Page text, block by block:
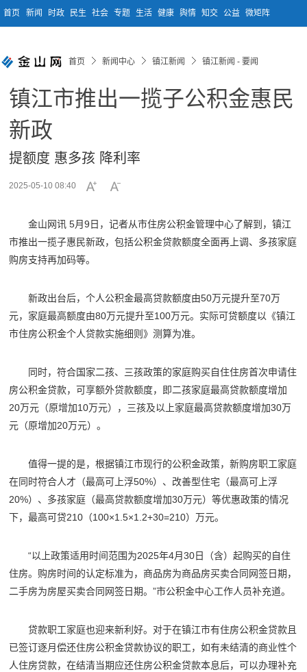
首页 新闻 时政 民生 社会 专题 生活 健康 舆情 知交 公益 微矩阵
首页 新闻中心 镇江新闻 镇江新闻 - 要闻
镇江市推出一揽子公积金惠民
新政
提额度 惠多孩 降利率
2025-05-10 08:40
金山网讯 5月9日，记者从市住房公积金管理中心了解到，镇江
市推出一揽子惠民新政，包括公积金贷款额度全面再上调、多孩家庭
购房支持再加码等。
新政出台后，个人公积金最高贷款额度由50万元提升至70万
元，家庭最高额度由80万元提升至100万元。实际可贷额度以《镇江
市住房公积金个人贷款实施细则》测算为准。
同时，符合国家二孩、三孩政策的家庭购买自住住房首次申请住
房公积金贷款，可享额外贷款额度，即二孩家庭最高贷款额度增加
20万元（原增加10万元），三孩及以上家庭最高贷款额度增加30万
元（原增加20万元）。
值得一提的是，根据镇江市现行的公积金政策，新购房职工家庭
在同时符合人才（最高可上浮50%）、改善型住宅（最高可上浮
20%）、多孩家庭（最高贷款额度增加30万元）等优惠政策的情况
下，最高可贷210（100×1.5×1.2+30=210）万元。
“以上政策适用时间范围为2025年4月30日（含）起购买的自住
住房。购房时间的认定标准为，商品房为商品房买卖合同网签日期，
二手房为房屋买卖合同网签日期。”市公积金中心工作人员补充道。
贷款职工家庭也迎来新利好。对于在镇江市有住房公积金贷款且
已签订逐月偿还住房公积金贷款协议的职工，如有未结清的商业性个
人住房贷款，在结清当期应还住房公积金贷款本息后，可以办理补充